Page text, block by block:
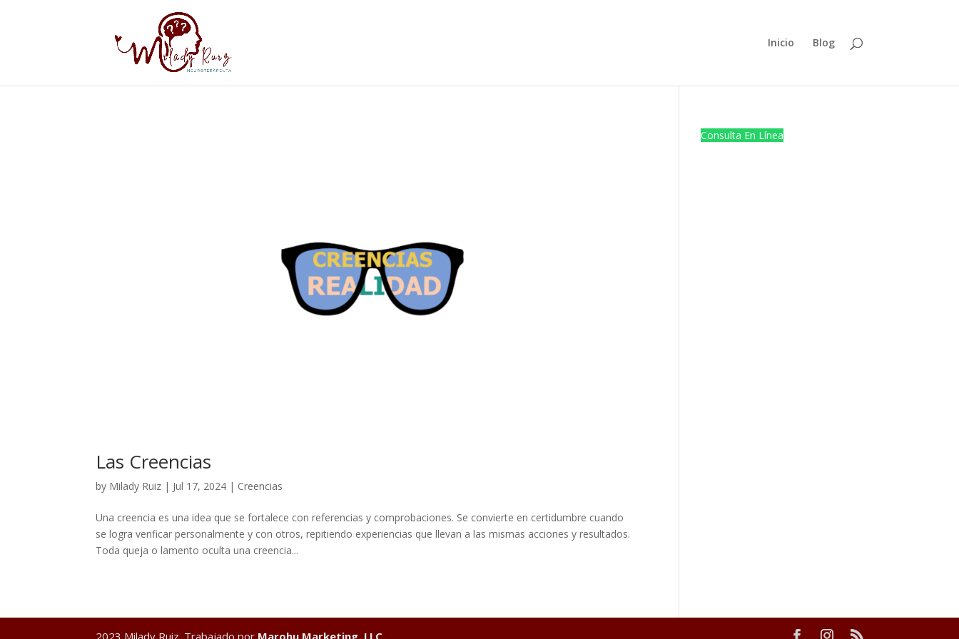
Inicio Blog
Las Creencias
by Milady Ruiz | Jul 17, 2024 | Creencias
Una creencia es una idea que se fortalece con referencias y comprobaciones. Se convierte en certidumbre cuando
se logra verificar personalmente y con otros, repitiendo experiencias que llevan a las mismas acciones y resultados.
Toda queja o lamento oculta una creencia...
Consulta En Línea